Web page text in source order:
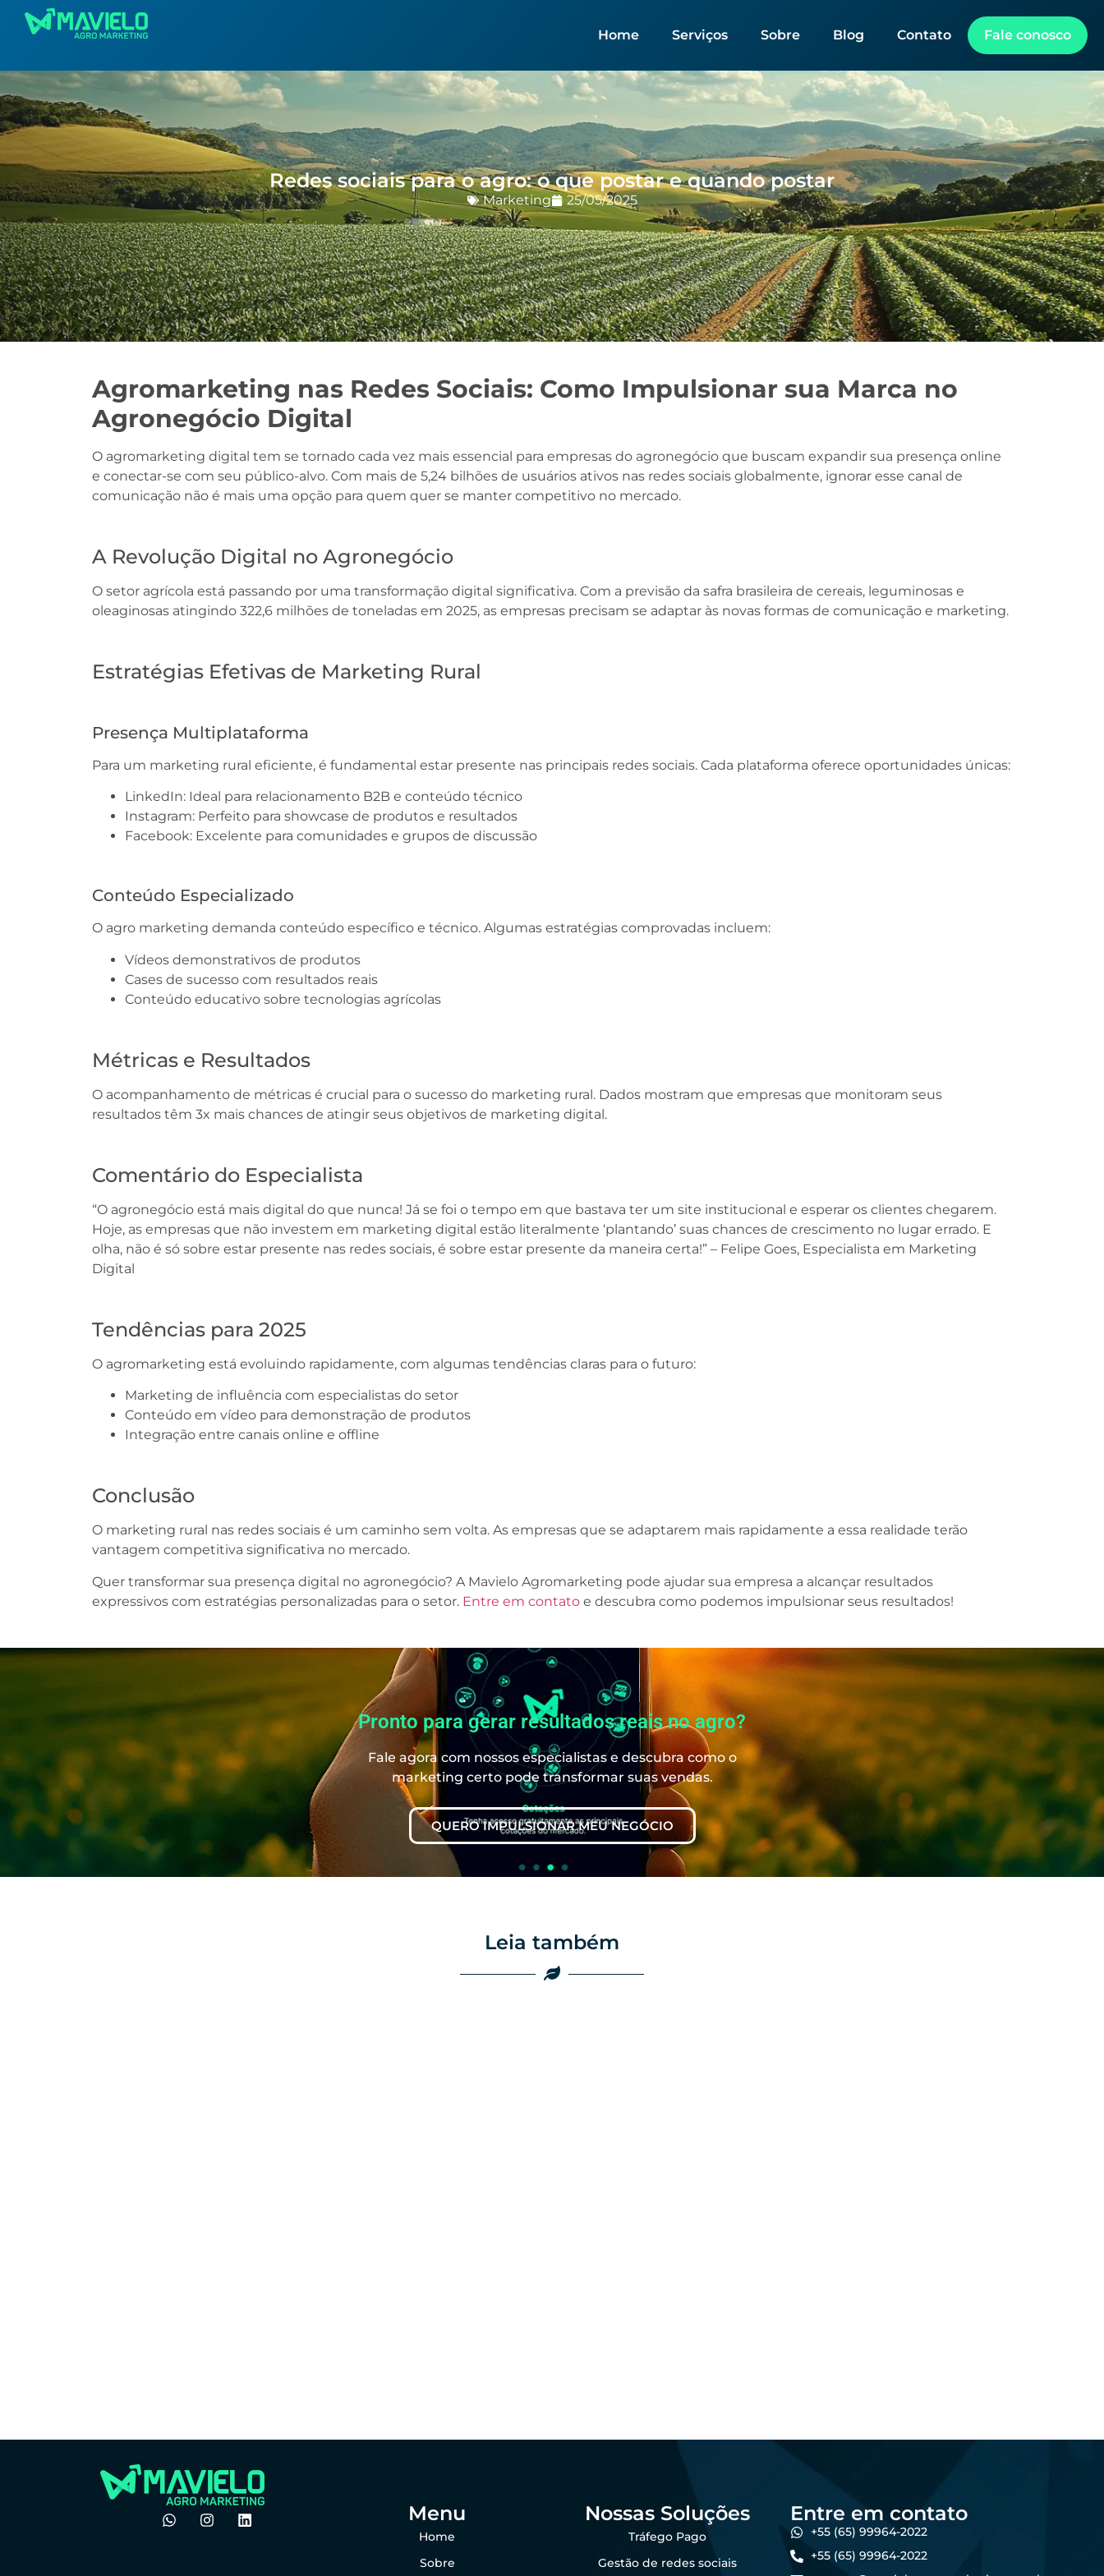
Home Serviços Sobre Blog Contato Fale conosco
Redes sociais para o agro: o que postar e quando postar
Marketing 25/05/2025
Agromarketing nas Redes Sociais: Como Impulsionar sua Marca no
Agronegócio Digital
O agromarketing digital tem se tornado cada vez mais essencial para empresas do agronegócio que buscam expandir sua presença online
e conectar-se com seu público-alvo. Com mais de 5,24 bilhões de usuários ativos nas redes sociais globalmente, ignorar esse canal de
comunicação não é mais uma opção para quem quer se manter competitivo no mercado.
A Revolução Digital no Agronegócio
O setor agrícola está passando por uma transformação digital significativa. Com a previsão da safra brasileira de cereais, leguminosas e
oleaginosas atingindo 322,6 milhões de toneladas em 2025, as empresas precisam se adaptar às novas formas de comunicação e marketing.
Estratégias Efetivas de Marketing Rural
Presença Multiplataforma
Para um marketing rural eficiente, é fundamental estar presente nas principais redes sociais. Cada plataforma oferece oportunidades únicas:
LinkedIn: Ideal para relacionamento B2B e conteúdo técnico
Instagram: Perfeito para showcase de produtos e resultados
Facebook: Excelente para comunidades e grupos de discussão
Conteúdo Especializado
O agro marketing demanda conteúdo específico e técnico. Algumas estratégias comprovadas incluem:
Vídeos demonstrativos de produtos
Cases de sucesso com resultados reais
Conteúdo educativo sobre tecnologias agrícolas
Métricas e Resultados
O acompanhamento de métricas é crucial para o sucesso do marketing rural. Dados mostram que empresas que monitoram seus
resultados têm 3x mais chances de atingir seus objetivos de marketing digital.
Comentário do Especialista
“O agronegócio está mais digital do que nunca! Já se foi o tempo em que bastava ter um site institucional e esperar os clientes chegarem.
Hoje, as empresas que não investem em marketing digital estão literalmente ‘plantando’ suas chances de crescimento no lugar errado. E
olha, não é só sobre estar presente nas redes sociais, é sobre estar presente da maneira certa!” – Felipe Goes, Especialista em Marketing
Digital
Tendências para 2025
O agromarketing está evoluindo rapidamente, com algumas tendências claras para o futuro:
Marketing de influência com especialistas do setor
Conteúdo em vídeo para demonstração de produtos
Integração entre canais online e offline
Conclusão
O marketing rural nas redes sociais é um caminho sem volta. As empresas que se adaptarem mais rapidamente a essa realidade terão
vantagem competitiva significativa no mercado.
Quer transformar sua presença digital no agronegócio? A Mavielo Agromarketing pode ajudar sua empresa a alcançar resultados
expressivos com estratégias personalizadas para o setor. Entre em contato e descubra como podemos impulsionar seus resultados!
Pronto para gerar resultados reais no agro?
Fale agora com nossos especialistas e descubra como o
marketing certo pode transformar suas vendas.
QUERO IMPULSIONAR MEU NEGÓCIO
Leia também
Menu
Home
Sobre
Nossas Soluções
Tráfego Pago
Gestão de redes sociais
Entre em contato
+55 (65) 99964-2022
+55 (65) 99964-2022